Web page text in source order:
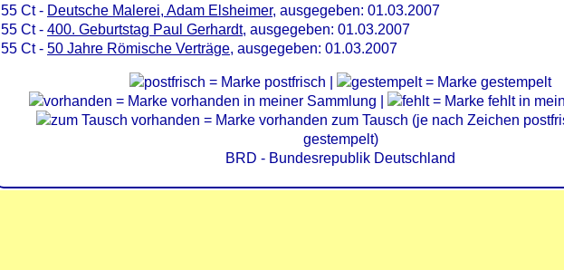
55 Ct - Deutsche Malerei, Adam Elsheimer, ausgegeben: 01.03.2007
55 Ct - 400. Geburtstag Paul Gerhardt, ausgegeben: 01.03.2007
55 Ct - 50 Jahre Römische Verträge, ausgegeben: 01.03.2007
= Marke postfrisch |
= Marke gestempelt
= Marke vorhanden in meiner Sammlung |
= Marke fehlt in
= Marke vorhanden zum Tausch (je nach Zeichen
gestempelt)
BRD - Bundesrepublik Deutschland